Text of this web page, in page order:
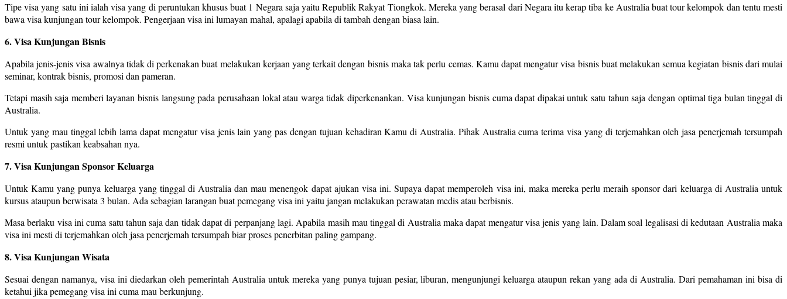
Tipe visa yang satu ini ialah visa yang di peruntukan khusus buat 1 Negara saja yaitu Republik Rakyat Tiongkok. Mereka yang berasal dari Negara itu kerap tiba ke Australia buat tour kelompok dan tentu mesti
bawa visa kunjungan tour kelompok. Pengerjaan visa ini lumayan mahal, apalagi apabila di tambah dengan biasa lain.
6. Visa Kunjungan Bisnis
Apabila jenis-jenis visa awalnya tidak di perkenakan buat melakukan kerjaan yang terkait dengan bisnis maka tak perlu cemas. Kamu dapat mengatur visa bisnis buat melakukan semua kegiatan bisnis dari mulai
seminar, kontrak bisnis, promosi dan pameran.
Tetapi masih saja memberi layanan bisnis langsung pada perusahaan lokal atau warga tidak diperkenankan. Visa kunjungan bisnis cuma dapat dipakai untuk satu tahun saja dengan optimal tiga bulan tinggal di
Australia.
Untuk yang mau tinggal lebih lama dapat mengatur visa jenis lain yang pas dengan tujuan kehadiran Kamu di Australia. Pihak Australia cuma terima visa yang di terjemahkan oleh jasa penerjemah tersumpah
resmi untuk pastikan keabsahan nya.
7. Visa Kunjungan Sponsor Keluarga
Untuk Kamu yang punya keluarga yang tinggal di Australia dan mau menengok dapat ajukan visa ini. Supaya dapat memperoleh visa ini, maka mereka perlu meraih sponsor dari keluarga di Australia untuk
kursus ataupun berwisata 3 bulan. Ada sebagian larangan buat pemegang visa ini yaitu jangan melakukan perawatan medis atau berbisnis.
Masa berlaku visa ini cuma satu tahun saja dan tidak dapat di perpanjang lagi. Apabila masih mau tinggal di Australia maka dapat mengatur visa jenis yang lain. Dalam soal legalisasi di kedutaan Australia maka
visa ini mesti di terjemahkan oleh jasa penerjemah tersumpah biar proses penerbitan paling gampang.
8. Visa Kunjungan Wisata
Sesuai dengan namanya, visa ini diedarkan oleh pemerintah Australia untuk mereka yang punya tujuan pesiar, liburan, mengunjungi keluarga ataupun rekan yang ada di Australia. Dari pemahaman ini bisa di
ketahui jika pemegang visa ini cuma mau berkunjung.